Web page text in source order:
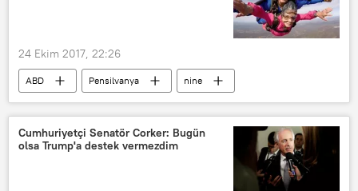
24 Ekim 2017, 22:26
ABD Pensilvanya
nine
VİDEO
Cumhuriyetçi Senatör Corker: Bugün
olsa Trump'a destek vermezdim